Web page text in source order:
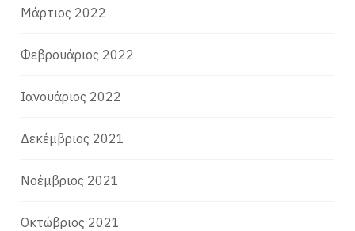
Μάρτιος 2022
Φεβρουάριος 2022
Ιανουάριος 2022
Δεκέμβριος 2021
Νοέμβριος 2021
Οκτώβριος 2021